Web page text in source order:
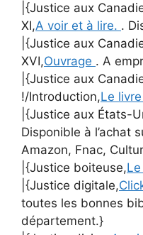
|{Justice aux
XI,A voir et à lire. .
|{Justice aux
XVI,Ouvrage . A
|{Justice aux
!/Introduction,Le livre
|{Justice aux États-
Disponible à l’achat
Amazon, Fnac,
|{Justice boiteuse,
|{Justice digitale,
toutes les bonnes
département.}